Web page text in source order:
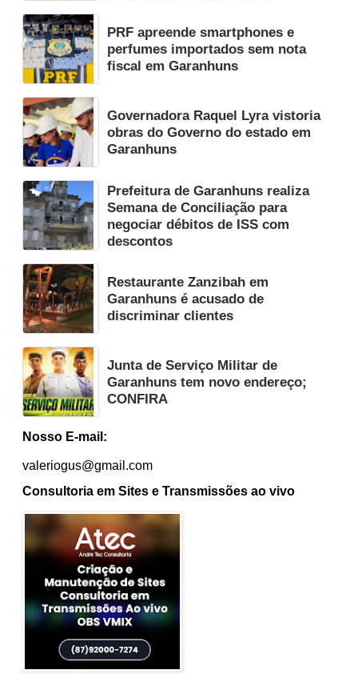
PRF apreende smartphones e
perfumes importados sem nota
fiscal em Garanhuns
Governadora Raquel Lyra vistoria
obras do Governo do estado em
Garanhuns
Prefeitura de Garanhuns realiza
Semana de Conciliação para
negociar débitos de ISS com
descontos
Restaurante Zanzibah em
Garanhuns é acusado de
discriminar clientes
Junta de Serviço Militar de
Garanhuns tem novo endereço;
CONFIRA
Nosso E-mail:
valeriogus@gmail.com
Consultoria em Sites e Transmissões ao vivo